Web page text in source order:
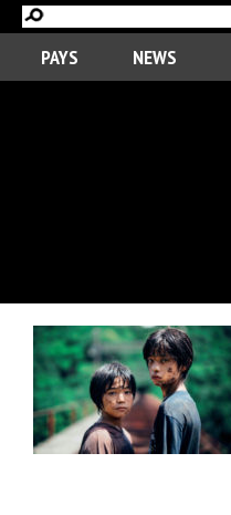
PAYS NEWS